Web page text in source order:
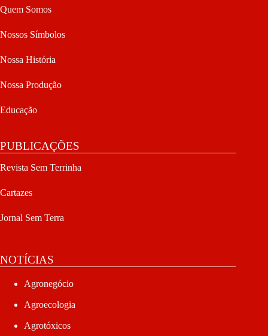
Quem Somos
Nossos Símbolos
Nossa História
Nossa Produção
Educação
PUBLICAÇÕES
Revista Sem Terrinha
Cartazes
Jornal Sem Terra
NOTÍCIAS
Agronegócio
Agroecologia
Agrotóxicos